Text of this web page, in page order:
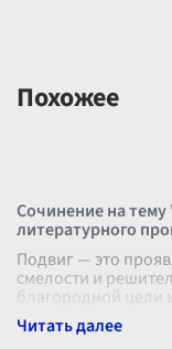
Похожее
Сочинение на
литературного
Подвиг — это
смелости и
благородной цели
понятии подвига